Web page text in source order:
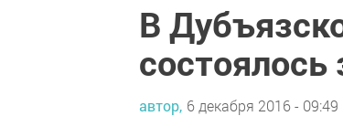
В
состоялось
автор, 6 декабря 2016 - 09:49